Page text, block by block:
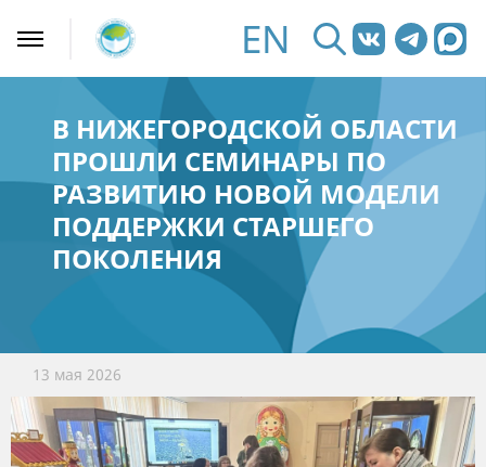
EN
В НИЖЕГОРОДСКОЙ ОБЛАСТИ
ПРОШЛИ СЕМИНАРЫ ПО
РАЗВИТИЮ НОВОЙ МОДЕЛИ
ПОДДЕРЖКИ СТАРШЕГО
ПОКОЛЕНИЯ
13 мая 2026